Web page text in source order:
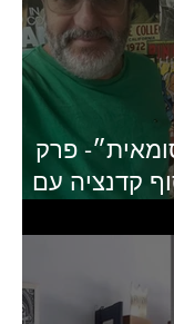
פרק
סוף קדנציה עם
בר ריבנאי